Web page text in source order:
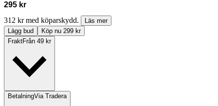
295 kr
312 kr med köparskydd.
Läs mer
Lägg bud
Köp nu 299 kr
FraktFrån 49 kr
BetalningVia Tradera